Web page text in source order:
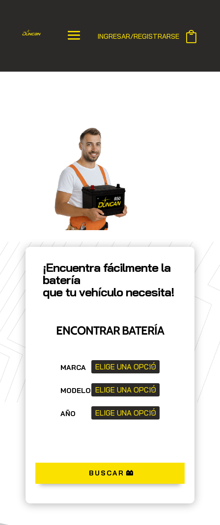
INGRESAR/REGISTRARSE
¡Encuentra fácilmente la
batería
que tu vehículo necesita!
ENCONTRAR BATERÍA
MARCA
MODELO
AÑO
BUSCAR